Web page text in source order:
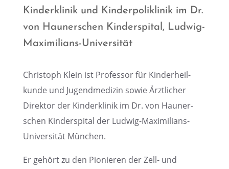
Kinder­kli­nik und Kinder­po­li­kli­nik im Dr.
von Hauner­schen Kinder­spi­tal, Ludwig-
Maximilians-Universität
Chris­toph Klein ist Profes­sor für Kinder­heil­
kunde und Jugend­me­di­zin sowie Ärztli­cher
Direk­tor der Kinder­kli­nik im Dr. von Hauner­
schen Kinder­spi­tal der Ludwig-Maximi­li­ans-
Univer­si­tät München.
Er gehört zu den Pionie­ren der Zell- und